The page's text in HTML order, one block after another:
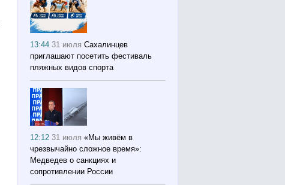
13:4431 июля Сахалинцев
приглашают посетить фестиваль
пляжных видов спорта
12:1231 июля «Мы живём в
чрезвычайно сложное время»:
Медведев о санкциях и
сопротивлении России